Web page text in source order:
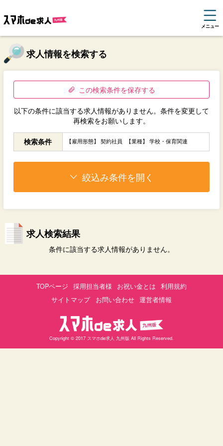
メニュー
求人情報を検索する
この検索条件を保存する
以下の条件に該当する求人情報がありません。条件を変更して
再検索をお願いします。
検索条件 【雇用形態】 契約社員 【業種】 学校・保育関連
絞込み条件を開く
求人検索結果
条件に該当する求人情報がありません。
TOPページ 採用担当者様 お祝い金とは
利用規約
サイトマップ
お問い合わせ 運営者情報
Copyright © 2017 スマホde求人 九州版 All Rights Reserved.